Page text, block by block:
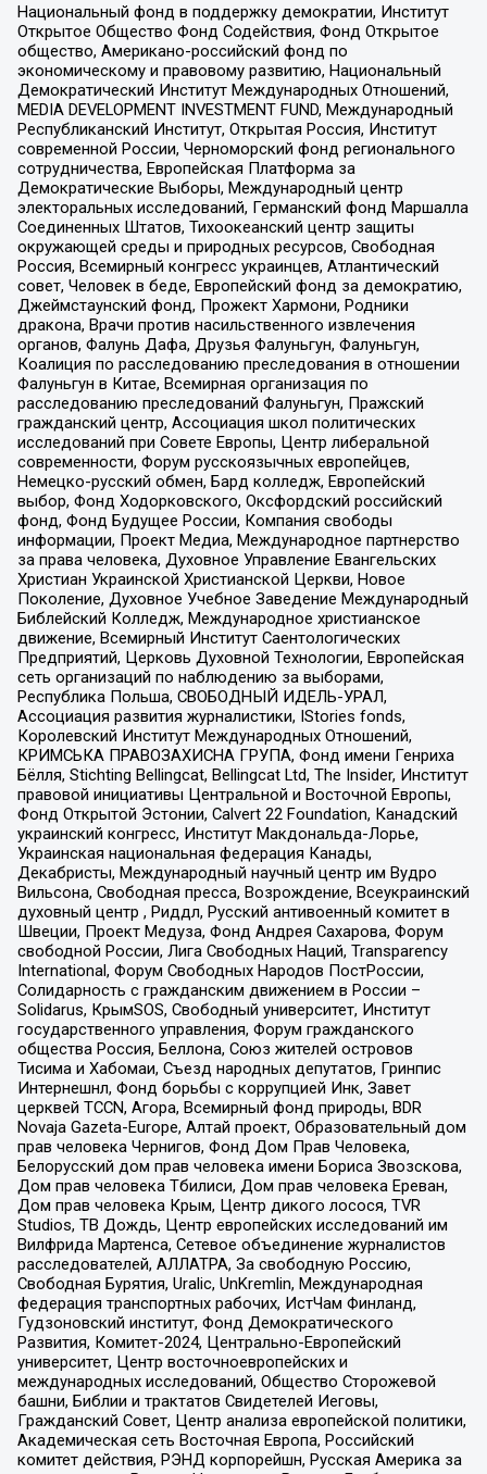
Национальный фонд в поддержку демократии, Институт
Открытое Общество Фонд Содействия, Фонд Открытое
общество, Американо-российский фонд по
экономическому и правовому развитию, Национальный
Демократический Институт Международных Отношений,
MEDIA DEVELOPMENT INVESTMENT FUND, Международный
Республиканский Институт, Открытая Россия, Институт
современной России, Черноморский фонд регионального
сотрудничества, Европейская Платформа за
Демократические Выборы, Международный центр
электоральных исследований, Германский фонд Маршалла
Соединенных Штатов, Тихоокеанский центр защиты
окружающей среды и природных ресурсов, Свободная
Россия, Всемирный конгресс украинцев, Атлантический
совет, Человек в беде, Европейский фонд за демократию,
Джеймстаунский фонд, Прожект Хармони, Родники
дракона, Врачи против насильственного извлечения
органов, Фалунь Дафа, Друзья Фалуньгун, Фалуньгун,
Коалиция по расследованию преследования в отношении
Фалуньгун в Китае, Всемирная организация по
расследованию преследований Фалуньгун, Пражский
гражданский центр, Ассоциация школ политических
исследований при Совете Европы, Центр либеральной
современности, Форум русскоязычных европейцев,
Немецко-русский обмен, Бард колледж, Европейский
выбор, Фонд Ходорковского, Оксфордский российский
фонд, Фонд Будущее России, Компания свободы
информации, Проект Медиа, Международное партнерство
за права человека, Духовное Управление Евангельских
Христиан Украинской Христианской Церкви, Новое
Поколение, Духовное Учебное Заведение Международный
Библейский Колледж, Международное христианское
движение, Всемирный Институт Саентологических
Предприятий, Церковь Духовной Технологии, Европейская
сеть организаций по наблюдению за выборами,
Республика Польша, СВОБОДНЫЙ ИДЕЛЬ-УРАЛ,
Ассоциация развития журналистики, IStories fonds,
Королевский Институт Международных Отношений,
КРИМСЬКА ПРАВОЗАХИСНА ГРУПА, Фонд имени Генриха
Бёлля, Stichting Bellingcat, Bellingcat Ltd, The Insider, Институт
правовой инициативы Центральной и Восточной Европы,
Фонд Открытой Эстонии, Calvert 22 Foundation, Канадский
украинский конгресс, Институт Макдональда-Лорье,
Украинская национальная федерация Канады,
Декабристы, Международный научный центр им Вудро
Вильсона, Свободная пресса, Возрождение, Всеукраинский
духовный центр , Риддл, Русский антивоенный комитет в
Швеции, Проект Медуза, Фонд Андрея Сахарова, Форум
свободной России, Лига Свободных Наций, Transparеncy
International, Форум Свободных Народов ПостРоссии,
Солидарность с гражданским движением в России –
Solidarus, КрымSOS, Свободный университет, Институт
государственного управления, Форум гражданского
общества Россия, Беллона, Союз жителей островов
Тисима и Хабомаи, Съезд народных депутатов, Гринпис
Интернешнл, Фонд борьбы с коррупцией Инк, Завет
церквей TCCN, Агора, Всемирный фонд природы, BDR
Novaja Gazeta-Europe, Алтай проект, Образовательный дом
прав человека Чернигов, Фонд Дом Прав Человека,
Белорусский дом прав человека имени Бориса Звозскова,
Дом прав человека Тбилиси, Дом прав человека Ереван,
Дом прав человека Крым, Центр дикого лосося, TVR
Studios, ТВ Дождь, Центр европейских исследований им
Вилфрида Мартенса, Сетевое объединение журналистов
расследователей, АЛЛАТРА, За свободную Россию,
Свободная Бурятия, Uralic, UnKremlin, Международная
федерация транспортных рабочих, ИстЧам Финланд,
Гудзоновский институт, Фонд Демократического
Развития, Комитет-2024, Центрально-Европейский
университет, Центр восточноевропейских и
международных исследований, Общество Сторожевой
башни, Библии и трактатов Свидетелей Иеговы,
Гражданский Совет, Центр анализа европейской политики,
Академическая сеть Восточная Европа, Российский
комитет действия, РЭНД корпорейшн, Русская Америка за